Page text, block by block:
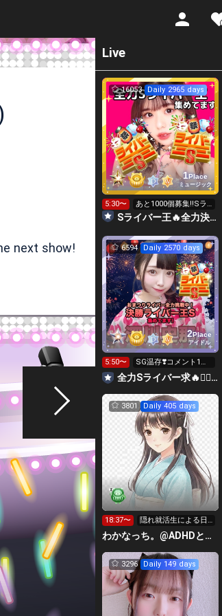
next show!
Live
1Place
ミュージック
16053 Daily 2965 days
5:30〜
あと1000個募集‼️Sラ
イバー王👑投げれま
Sライバー王🔥全力決勝🗽🌈Annnnnaの空⛱
2Place
アイドル
6594 Daily 2570 days
5:50〜
SG温存❣️コメント1回
で無料の S求🧡
全力Sライバー求🔥❤️‍🔥147cm深川史那のルーム🐸🎈
3801 Daily 405 days
18:37〜
隠れ就活生による日
常⭐️
わかなっち。@ADHDと手帳タイム
3296 Daily 149 days